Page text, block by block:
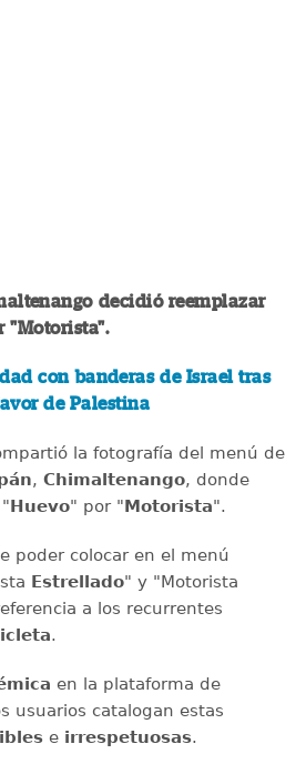
decidió reemplazar
"Motorista".
con banderas de Israel tras
de Palestina
la fotografía del menú de
, Chimaltenango, donde
Huevo" por "Motorista".
poder colocar en el menú
Estrellado" y "Motorista
a los recurrentes
.
en la plataforma de
usuarios catalogan estas
e irrespetuosas.